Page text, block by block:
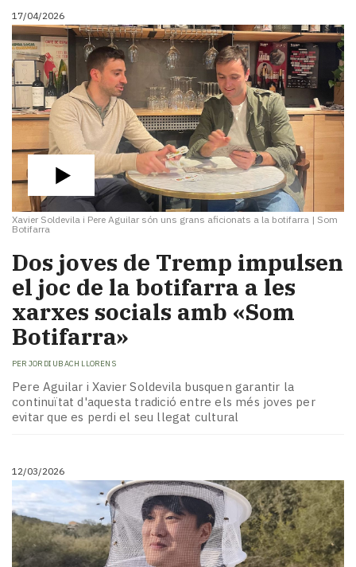
newsletter
del
Pallars
Contingut
patrocinat
Lo
més
llegit...
Editorial
17/04/2026
Xavier Soldevila i Pere Aguilar són uns grans aficionats a la botifarra | Som
Botifarra
Dos joves de Tremp impulsen
el joc de la botifarra a les
xarxes socials amb «Som
Botifarra»
PER JORDI UBACH LLORENS
Pere Aguilar i Xavier Soldevila busquen garantir la
continuïtat d'aquesta tradició entre els més joves per
evitar que es perdi el seu llegat cultural
12/03/2026